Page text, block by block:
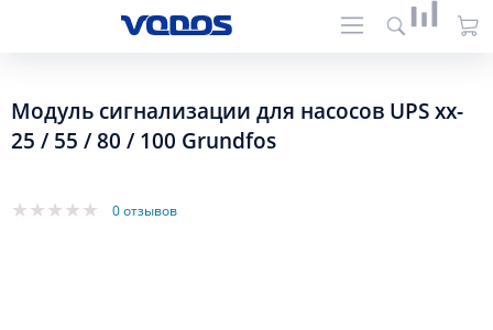
Модуль сигнализации для насосов UPS xx-
25 / 55 / 80 / 100 Grundfos
0 отзывов